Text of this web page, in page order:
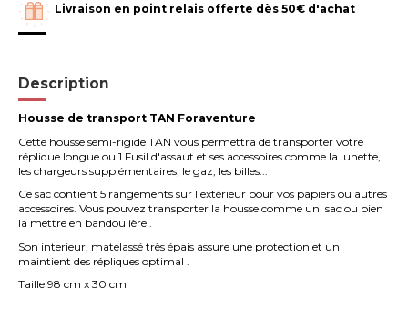
Livraison en point relais offerte dès 50€ d'achat
Description
Housse de transport TAN Foraventure
Cette housse semi-rigide TAN vous permettra de transporter votre
réplique longue ou1 Fusil d'assaut et ses accessoires comme la lunette,
les chargeurs supplémentaires, le gaz, les billes...
Ce sac contient 5 rangements sur l'extérieur pour vos papiers ou autres
accessoires. Vous pouvez transporter la housse comme un sac ou bien
la mettre en bandoulière .
Son interieur, matelassé très épais assure une protection et un
maintient des répliques optimal .
Taille 98 cm x 30 cm